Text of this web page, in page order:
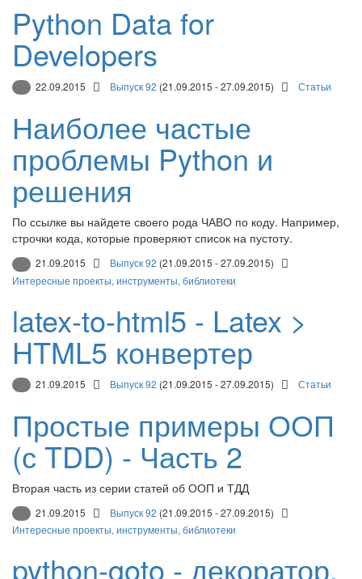
Python Data for
Developers
22.09.2015 Выпуск 92 (21.09.2015 - 27.09.2015) Статьи
Наиболее частые
проблемы Python и
решения
По ссылке вы найдете своего рода ЧАВО по коду. Например,
строчки кода, которые проверяют список на пустоту.
21.09.2015 Выпуск 92 (21.09.2015 - 27.09.2015)
Интересные проекты, инструменты, библиотеки
latex-to-html5 - Latex >
HTML5 конвертер
21.09.2015 Выпуск 92 (21.09.2015 - 27.09.2015) Статьи
Простые примеры ООП
(с TDD) - Часть 2
Вторая часть из серии статей об ООП и ТДД
21.09.2015 Выпуск 92 (21.09.2015 - 27.09.2015)
Интересные проекты, инструменты, библиотеки
python-goto - декоратор,